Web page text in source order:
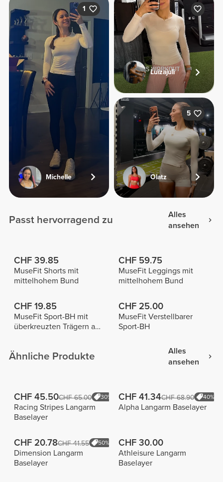
1
Michelle
Luizajuli
5
Olatz
Passt hervorragend zu
Alles
ansehen
CHF 39.85
MuseFit Shorts mit
mittelhohem Bund
CHF 59.75
MuseFit Leggings mit
mittelhohem Bund
CHF 19.85
MuseFit Sport-BH mit
überkreuzten Trägern am
CHF 25.00
MuseFit Verstellbarer
Sport-BH
Ähnliche Produkte
Alles
ansehen
CHF 45.50CHF 65.00 30%
Racing Stripes Langarm
Baselayer
CHF 41.34CHF 68.90 40%
Alpha Langarm Baselayer
CHF 20.78CHF 41.55 50%
Dimension Langarm
Baselayer
CHF 30.00
Athleisure Langarm
Baselayer